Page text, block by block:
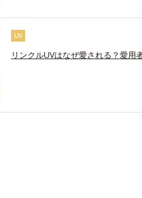
UV
リンクルUVはなぜ愛される？愛